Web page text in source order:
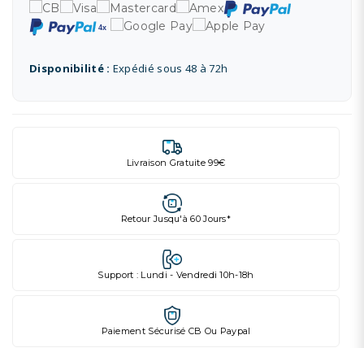
Disponibilité : Expédié sous 48 à 72h
Livraison Gratuite 99€
Retour Jusqu'à 60 Jours*
Support : Lundi - Vendredi 10h-18h
Paiement Sécurisé CB Ou Paypal